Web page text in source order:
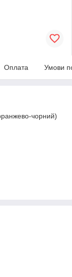
Оплата Умови
чорний)